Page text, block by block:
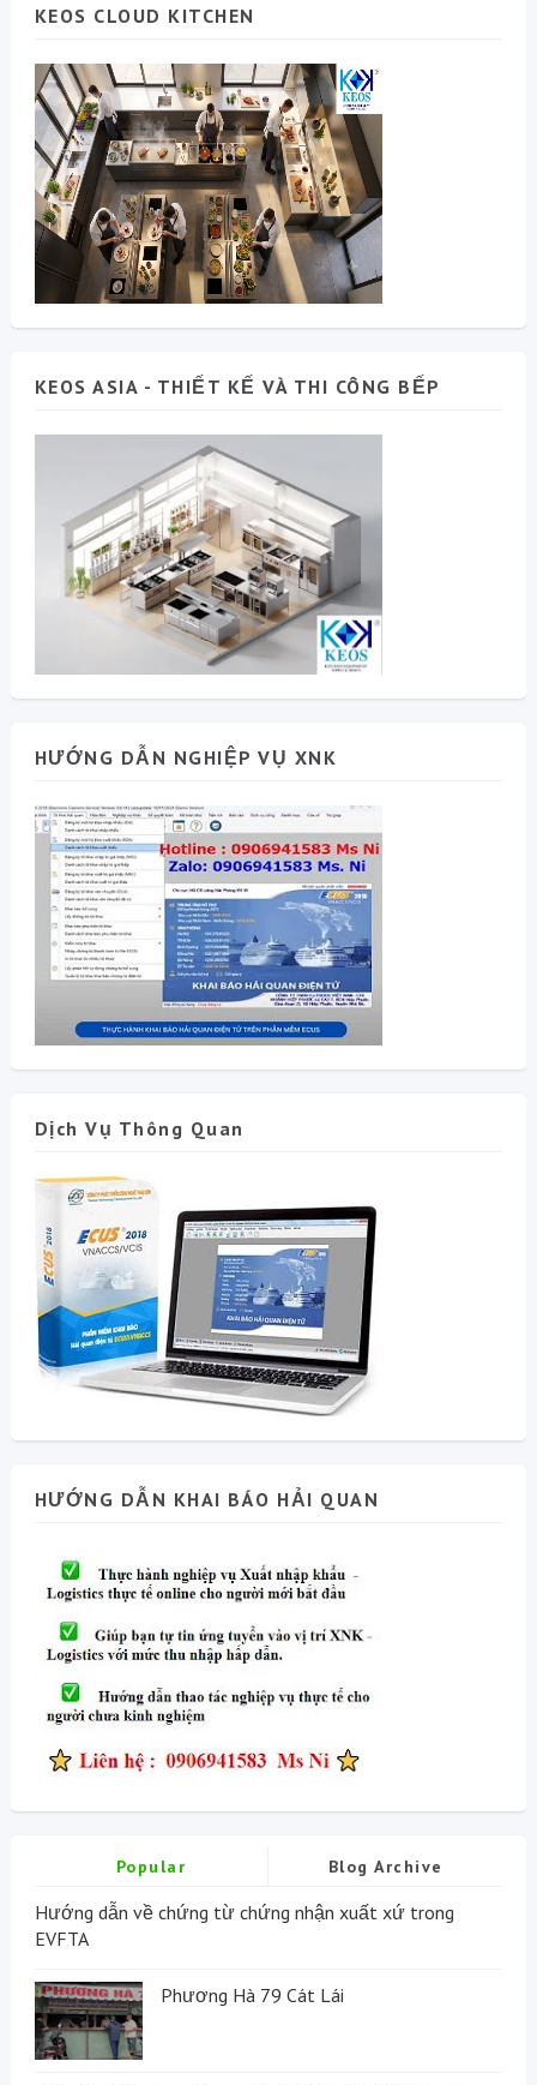
KEOS CLOUD KITCHEN
KEOS ASIA - THIẾT KẾ VÀ THI CÔNG BẾP
HƯỚNG DẪN NGHIỆP VỤ XNK
Dịch Vụ Thông Quan
HƯỚNG DẪN KHAI BÁO HẢI QUAN
Popular Blog Archive
Hướng dẫn về chứng từ chứng nhận xuất xứ trong
EVFTA
Phương Hà 79 Cát Lái